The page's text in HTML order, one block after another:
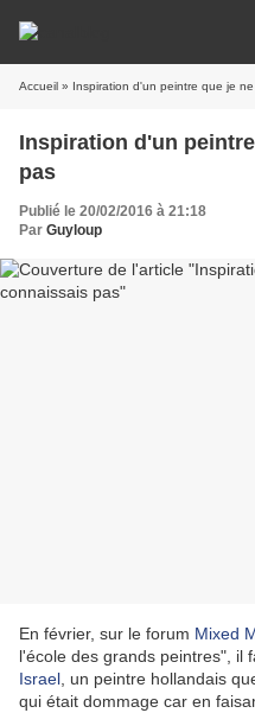
Accueil » Inspiration d'un peintre que je
Inspiration d'un
pas
Publié le 20/02/2016 à 21:18
Par Guyloup
En février, sur le forum Mixed
l'école des grands peintres", il
Israel , un peintre hollandais
qui était dommage car en